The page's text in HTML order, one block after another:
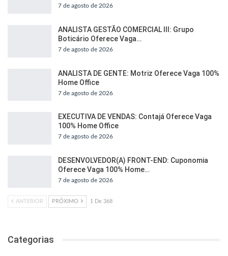
7 de agosto de 2026
ANALISTA GESTÃO COMERCIAL III: Grupo
Boticário Oferece Vaga…
7 de agosto de 2026
ANALISTA DE GENTE: Motriz Oferece Vaga 100%
Home Office
7 de agosto de 2026
EXECUTIVA DE VENDAS: Contajá Oferece Vaga
100% Home Office
7 de agosto de 2026
DESENVOLVEDOR(A) FRONT-END: Cuponomia
Oferece Vaga 100% Home…
7 de agosto de 2026
ANTERIOR PRÓXIMO 1 De 368
Categorias